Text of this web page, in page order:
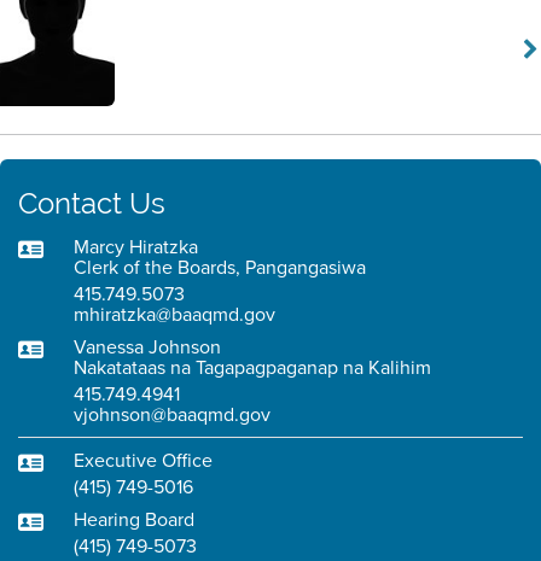
Contact Us
Marcy Hiratzka
Clerk of the Boards, Pangangasiwa
415.749.5073
mhiratzka@baaqmd.gov
Vanessa Johnson
Nakatataas na Tagapagpaganap na Kalihim
415.749.4941
vjohnson@baaqmd.gov
Executive Office
(415) 749-5016
Hearing Board
(415) 749-5073